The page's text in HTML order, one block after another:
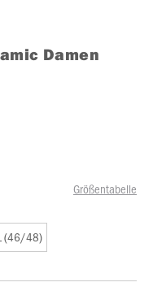
Damen
Größentabelle
(46/48)